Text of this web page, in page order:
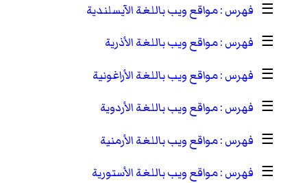
☰
مواقع ويب باللغة الآيسلندية
☰
مواقع ويب باللغة الأذرية
☰
مواقع ويب باللغة الأراغونية
☰
مواقع ويب باللغة الأردوية
☰
مواقع ويب باللغة الأرمنية
☰
مواقع ويب باللغة الأستورية